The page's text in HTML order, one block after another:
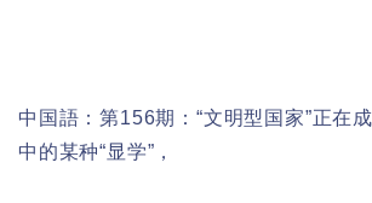
中国語：第156期：“文明型国家”正在
中的某种“显学”，